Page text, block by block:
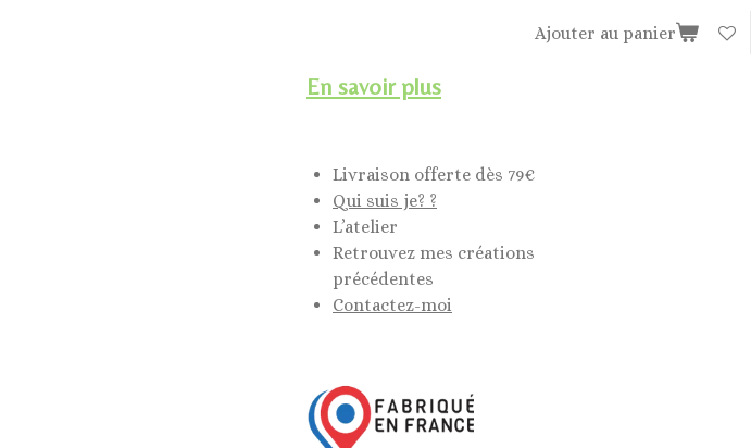
Ajouter au panier
En savoir plus
Livraison offerte dès 79€
Qui suis je? ?
L’atelier
Retrouvez mes créations
précédentes
Contactez-moi